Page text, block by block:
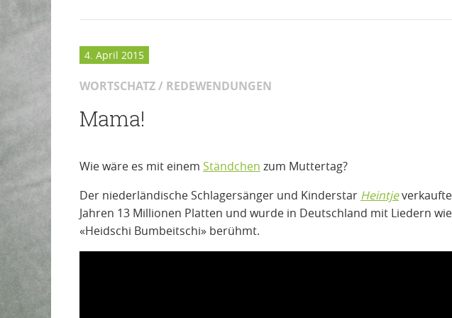
4. April 2015
WORTSCHATZ / REDEWENDUNGEN
Mama!
Wie wäre es mit einem Ständchen zum Muttertag?
Der niederländische Schlagersänger und Kinderstar Heintje
Jahren 13 Millionen Platten und wurde in Deutschland mit Liedern wie
«Heidschi Bumbeitschi» berühmt.